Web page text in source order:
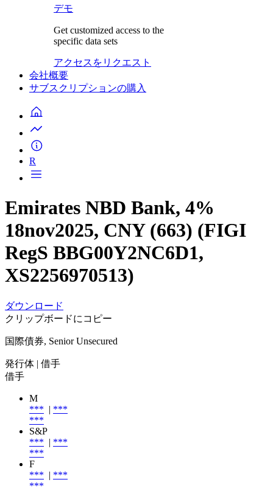
デモ
Get customized access to the
specific data sets
アクセスをリクエスト
会社概要
サブスクリプションの購入
R
Emirates NBD Bank, 4%
18nov2025, CNY (663) (FIGI
RegS BBG00Y2NC6D1,
XS2256970513)
ダウンロード
クリップボードにコピー
国際債券, Senior Unsecured
発行体 | 借手
借手
M
*** | ***
***
S&P
*** | ***
***
F
*** | ***
***